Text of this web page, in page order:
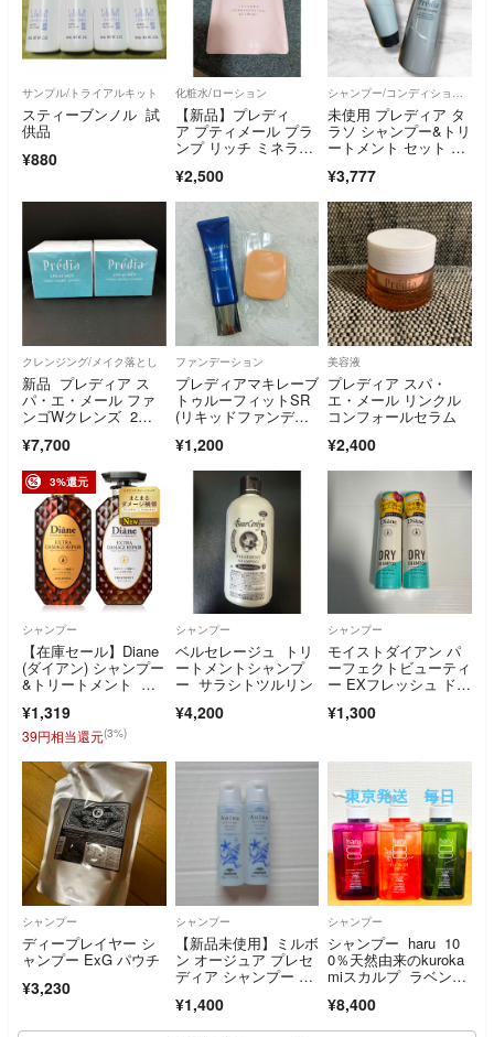
サンプル/トライアルキット
スティーブンノル 試
供品
¥880
化粧水/ローション
【新品】プレディ
ア プティメール プラ
ンプ リッチ ミネラル
¥2,500
シャンプー/コンディショナーセット
未使用 プレディア タ
ラソ シャンプー&トリ
ートメント セット ヘ
¥3,777
クレンジング/メイク落とし
新品 プレディア ス
パ・エ・メール ファ
ンゴWクレンズ 2
¥7,700
ファンデーション
プレディアマキレーブ
トゥルーフィットSR
(リキッドファンデー
¥1,200
美容液
プレディア スパ・
エ・メール リンクル
コンフォールセラム
¥2,400
3%還元
シャンプー
【在庫セール】Diane
(ダイアン) シャンプー
&トリートメント フ
¥1,319
39円相当還元(3%)
シャンプー
ベルセレージュ トリ
ートメントシャンプ
ー サラシトツルリン
¥4,200
シャンプー
モイストダイアン パ
ーフェクトビューティ
ー EXフレッシュ ドラ
¥1,300
シャンプー
ディープレイヤー シ
ャンプー ExG パウチ
¥3,230
シャンプー
【新品未使用】ミルボ
ン オージュア プレセ
ディア シャンプー 50
¥1,400
シャンプー
シャンプー haru 10
0％天然由来のkuroka
miスカルプ ラベンダ
ト グリーン 3本セッ
ト
¥8,400